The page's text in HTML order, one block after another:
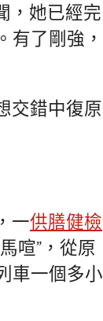
，她已經完
有了剛強，
交錯中復原
一供膳健檢
喧”，從原
車一個多小